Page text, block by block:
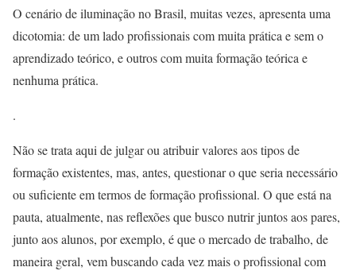
O cenário de iluminação no Brasil, muitas vezes, apresenta uma
dicotomia: de um lado profissionais com muita prática e sem o
aprendizado teórico, e outros com muita formação teórica e
nenhuma prática.
.
Não se trata aqui de julgar ou atribuir valores aos tipos de
formação existentes, mas, antes, questionar o que seria necessário
ou suficiente em termos de formação profissional. O que está na
pauta, atualmente, nas reflexões que busco nutrir juntos aos pares,
junto aos alunos, por exemplo, é que o mercado de trabalho, de
maneira geral, vem buscando cada vez mais o profissional com